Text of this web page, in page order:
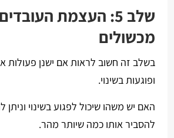
שלב 5: העצמת
מכשולים
בשלב זה חשוב לראות אם ישנן פעולות
ופוגעות בשינוי.
האם יש משהו שיכול לפגוע בשינוי וניתן
להסביר אותו כמה שיותר מהר.